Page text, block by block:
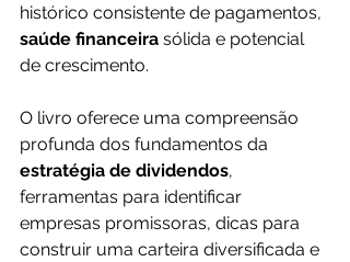
histórico consistente de pagamentos,
saúde financeira sólida e potencial
de crescimento.
O livro oferece uma compreensão
profunda dos fundamentos da
estratégia de dividendos,
ferramentas para identificar
empresas promissoras, dicas para
construir uma carteira diversificada e